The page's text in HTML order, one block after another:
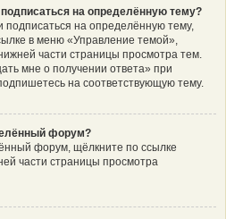
на определённую тему?
подписаться на определённую тему,
в меню «Управление темой»,
части страницы просмотра тем.
мне о получении ответа» при
на соответствующую тему.
форум?
форум, щёлкните по ссылке
части страницы просмотра